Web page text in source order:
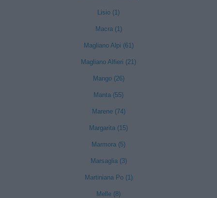
Lisio (1)
Macra (1)
Magliano Alpi (61)
Magliano Alfieri (21)
Mango (26)
Manta (55)
Marene (74)
Margarita (15)
Marmora (5)
Marsaglia (3)
Martiniana Po (1)
Melle (8)